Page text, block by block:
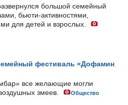
большой семейный
бьюти-активностями,
для детей и взрослых.
фестиваль «Дофамин
все желающие могли
змеев.
Общество